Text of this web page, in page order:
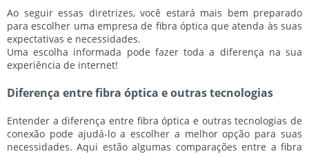
Ao seguir essas diretrizes, você estará mais bem preparado
para escolher uma empresa de fibra óptica que atenda às suas
expectativas e necessidades.
Uma escolha informada pode fazer toda a diferença na sua
experiência de internet!
Diferença entre fibra óptica e outras tecnologias
Entender a diferença entre fibra óptica e outras tecnologias de
conexão pode ajudá-lo a escolher a melhor opção para suas
necessidades. Aqui estão algumas comparações entre a fibra